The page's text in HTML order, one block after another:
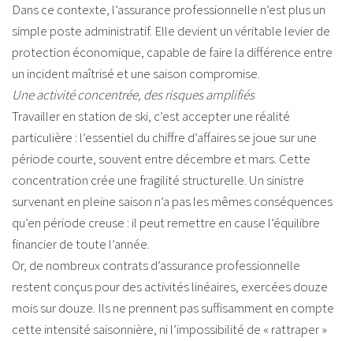
Dans ce contexte, l’assurance professionnelle n’est plus un
simple poste administratif. Elle devient un véritable levier de
protection économique, capable de faire la différence entre
un incident maîtrisé et une saison compromise.
Une activité concentrée, des risques amplifiés
Travailler en station de ski, c’est accepter une réalité
particulière : l’essentiel du chiffre d’affaires se joue sur une
période courte, souvent entre décembre et mars. Cette
concentration crée une fragilité structurelle. Un sinistre
survenant en pleine saison n’a pas les mêmes conséquences
qu’en période creuse : il peut remettre en cause l’équilibre
financier de toute l’année.
Or, de nombreux contrats d’assurance professionnelle
restent conçus pour des activités linéaires, exercées douze
mois sur douze. Ils ne prennent pas suffisamment en compte
cette intensité saisonnière, ni l’impossibilité de « rattraper »